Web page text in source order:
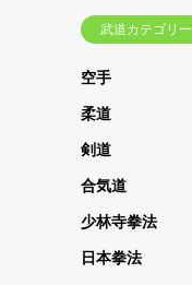
武道カテゴリー
空手
柔道
剣道
合気道
少林寺拳法
日本拳法